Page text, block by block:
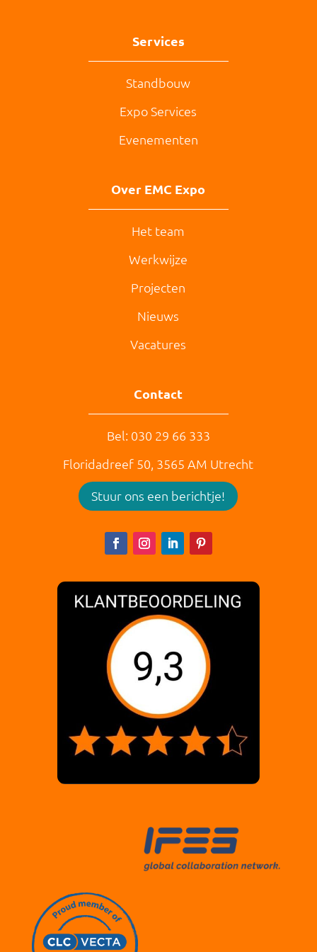
Services
Standbouw
Expo Services
Evenementen
Over EMC Expo
Het team
Werkwijze
Projecten
Nieuws
Vacatures
Contact
Bel: 030 29 66 333
Floridadreef 50, 3565 AM Utrecht
Stuur ons een berichtje!